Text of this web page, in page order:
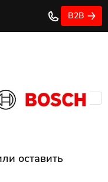
B2B
оставить